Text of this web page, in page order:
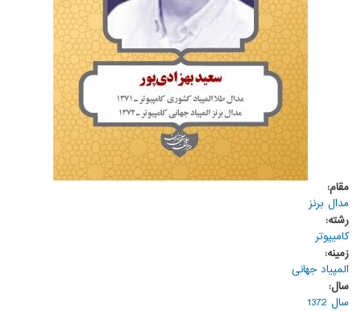
مقام:
مدال برنز
رشته:
کامیپوتر
زمینه:
المپیاد جهانی
سال:
سال 1372